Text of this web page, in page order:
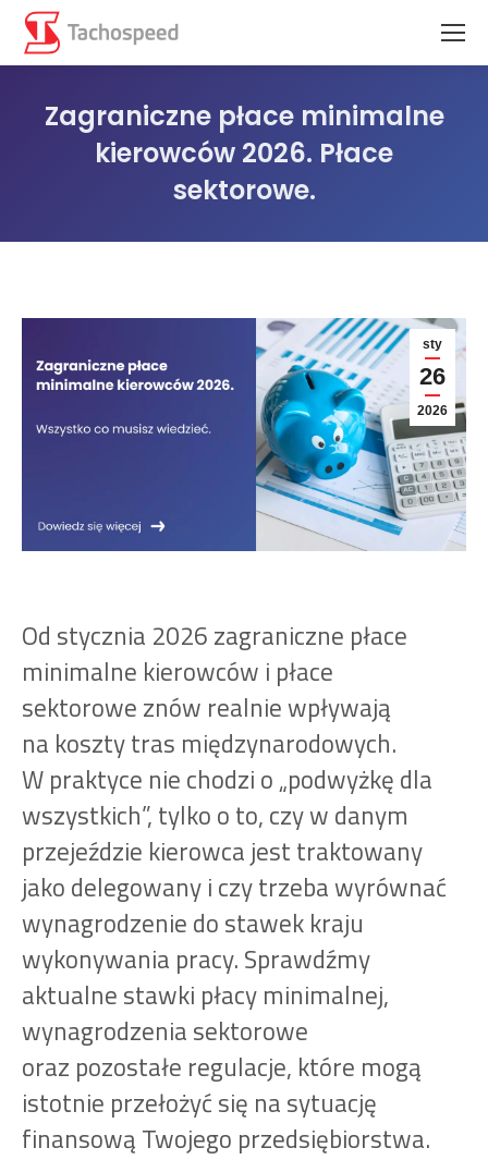
Zagraniczne płace minimalne
kierowców 2026. Płace
sektorowe.
sty
26
2026
Od stycznia 2026 zagraniczne płace
minimalne kierowców i płace
sektorowe znów realnie wpływają
na koszty tras międzynarodowych.
W praktyce nie chodzi o „podwyżkę dla
wszystkich”, tylko o to, czy w danym
przejeździe kierowca jest traktowany
jako delegowany i czy trzeba wyrównać
wynagrodzenie do stawek kraju
wykonywania pracy. Sprawdźmy
aktualne stawki płacy minimalnej,
wynagrodzenia sektorowe
oraz pozostałe regulacje, które mogą
istotnie przełożyć się na sytuację
finansową Twojego przedsiębiorstwa.